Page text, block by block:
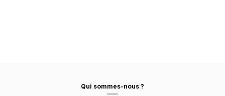
Qui sommes-nous ?